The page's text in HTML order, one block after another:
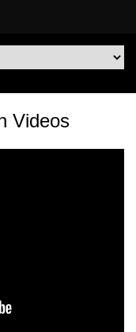
Videos